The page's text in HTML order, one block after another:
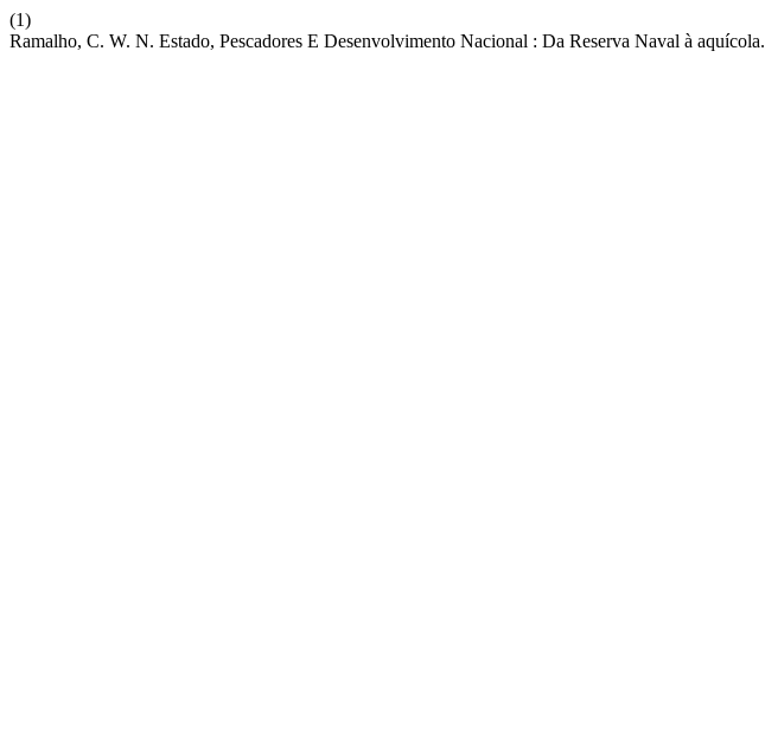
(1)
Ramalho, C. W. N. Estado, Pescadores E Desenvolvimento Nacional : Da Reserva Naval à aquícola.